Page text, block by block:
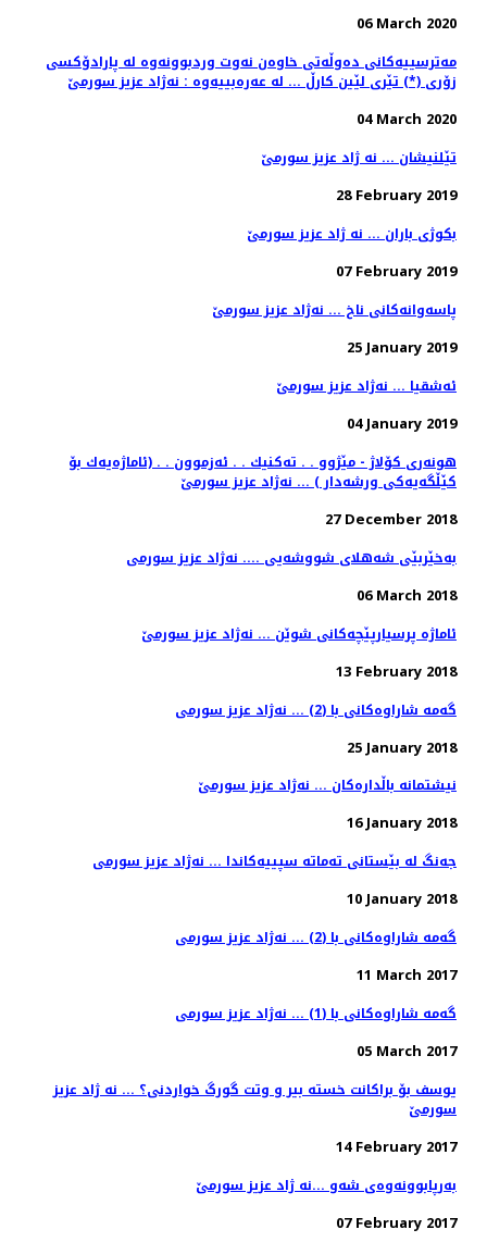
06 March 2020
مه‌ترسییه‌كانی ده‌وڵه‌تی خاوه‌ن نه‌وت وردبوونه‌وه‌ له‌ پارادۆكسی
زۆری (*) تێری لێین كارڵ ... له‌ عه‌ره‌بییه‌وه‌ : نه‌ژاد عزیز سورمێ
04 March 2020
تێلنیشان ... نه ژاد عزیز سورمێ
28 February 2019
بكوژی باران ... نه ژاد عزیز سورمێ
07 February 2019
25 January 2019
ئه‌شقیا ... نه‌ژاد عزیز سورمێ
04 January 2019
هونەری كۆلاژ - مێژوو . . تەكنیك . . ئەزموون . . (ئاماژەیەك بۆ
27 December 2018
به‌خێربێی شه‌هلای شووشه‌یی .... نه‌ژاد عزیز سورمی
06 March 2018
13 February 2018
گه‌مه‌ شاراوه‌كانی با (2) ... نه‌ژاد عزیز سورمی
25 January 2018
نیشتمانه‌ باڵداره‌كان ... نه‌ژاد عزیز سورمێ
16 January 2018
جه‌نگ له‌ بێستانی ته‌ماته‌ سپییه‌كاندا ... نه‌ژاد عزیز سورمی
10 January 2018
گه‌مه‌ شاراوه‌كانی با (2) ... نه‌ژاد عزیز سورمی
11 March 2017
گه‌مه‌ شاراوه‌كانی با (1) ... نه‌ژاد عزیز سورمی
05 March 2017
یوسف بۆ براكانت خسته‌ بیر و وتت گورگ خواردنی؟ ... نه ژاد عزیز
سورمێ
14 February 2017
به‌رپابوونه‌وه‌ی شه‌و ...نه ژاد عزيز سورمێ
07 February 2017